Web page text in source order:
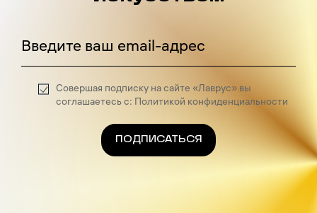
Введите ваш email-адрес
Совершая подписку на сайте «Лаврус» вы
соглашаетесь с: Политикой конфиденциальности
ПОДПИСАТЬСЯ